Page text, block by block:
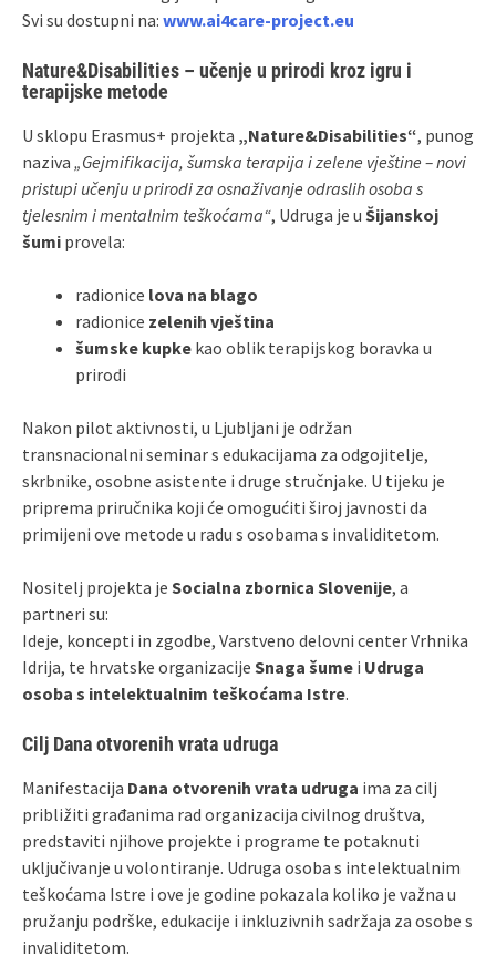
Svi su dostupni na: www.ai4care-project.eu
Nature&Disabilities – učenje u prirodi kroz igru i
terapijske metode
U sklopu Erasmus+ projekta „Nature&Disabilities“, punog
naziva „Gejmifikacija, šumska terapija i zelene vještine – novi
pristupi učenju u prirodi za osnaživanje odraslih osoba s
tjelesnim i mentalnim teškoćama“, Udruga je u Šijanskoj
šumi provela:
radionice lova na blago
radionice zelenih vještina
šumske kupke kao oblik terapijskog boravka u
prirodi
Nakon pilot aktivnosti, u Ljubljani je održan
transnacionalni seminar s edukacijama za odgojitelje,
skrbnike, osobne asistente i druge stručnjake. U tijeku je
priprema priručnika koji će omogućiti široj javnosti da
primijeni ove metode u radu s osobama s invaliditetom.
Nositelj projekta je Socialna zbornica Slovenije, a
partneri su:
Ideje, koncepti in zgodbe, Varstveno delovni center Vrhnika
Idrija, te hrvatske organizacije Snaga šume i Udruga
osoba s intelektualnim teškoćama Istre.
Cilj Dana otvorenih vrata udruga
Manifestacija Dana otvorenih vrata udruga ima za cilj
približiti građanima rad organizacija civilnog društva,
predstaviti njihove projekte i programe te potaknuti
uključivanje u volontiranje. Udruga osoba s intelektualnim
teškoćama Istre i ove je godine pokazala koliko je važna u
pružanju podrške, edukacije i inkluzivnih sadržaja za osobe s
invaliditetom.